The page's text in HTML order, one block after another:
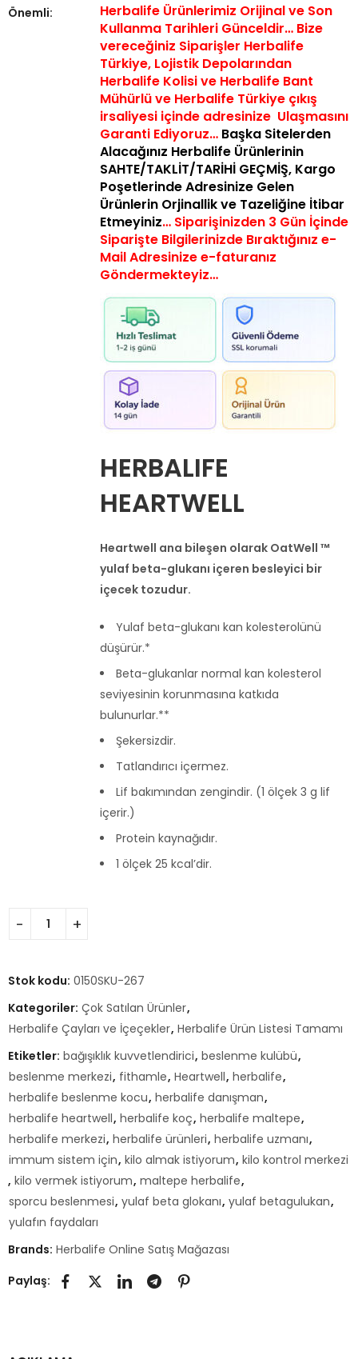
Önemli:
Herbalife Ürünlerimiz Orijinal ve Son
Kullanma Tarihleri Günceldir… Bize
vereceğiniz Siparişler Herbalife
Türkiye, Lojistik Depolarından
Herbalife Kolisi ve Herbalife Bant
Mühürlü ve Herbalife Türkiye çıkış
irsaliyesi içinde adresinize Ulaşmasını
Garanti Ediyoruz… Başka Sitelerden
Alacağınız Herbalife Ürünlerinin
SAHTE/TAKLİT/TARİHİ GEÇMİŞ, Kargo
Poşetlerinde Adresinize Gelen
Ürünlerin Orjinallik ve Tazeliğine İtibar
Etmeyiniz… Siparişinizden 3 Gün İçinde
Siparişte Bilgilerinizde Bıraktığınız e-
Mail Adresinize e-faturanız
Göndermekteyiz…
HERBALIFE
HEARTWELL
Heartwell ana bileşen olarak OatWell ™
yulaf beta-glukanı içeren besleyici bir
içecek tozudur.
Yulaf beta-glukanı kan kolesterolünü
düşürür.*
Beta-glukanlar normal kan kolesterol
seviyesinin korunmasına katkıda
bulunurlar.**
Şekersizdir.
Tatlandırıcı içermez.
Lif bakımından zengindir. (1 ölçek 3 g lif
içerir.)
Protein kaynağıdır.
1 ölçek 25 kcal’dir.
Stok kodu: 0150SKU-267
Kategoriler: Çok Satılan Ürünler,
Herbalife Çayları ve İçeçekler, Herbalife Ürün Listesi Tamamı
Etiketler: bağışıklık kuvvetlendirici, beslenme kulübü,
beslenme merkezi, fithamle, Heartwell, herbalife,
herbalife beslenme kocu, herbalife danışman,
herbalife heartwell, herbalife koç, herbalife maltepe,
herbalife merkezi, herbalife ürünleri, herbalife uzmanı,
immum sistem için, kilo almak istiyorum, kilo kontrol merkezi
, kilo vermek istiyorum, maltepe herbalife,
sporcu beslenmesi, yulaf beta glokanı, yulaf betagulukan,
yulafın faydaları
Brands: Herbalife Online Satış Mağazası
Paylaş: